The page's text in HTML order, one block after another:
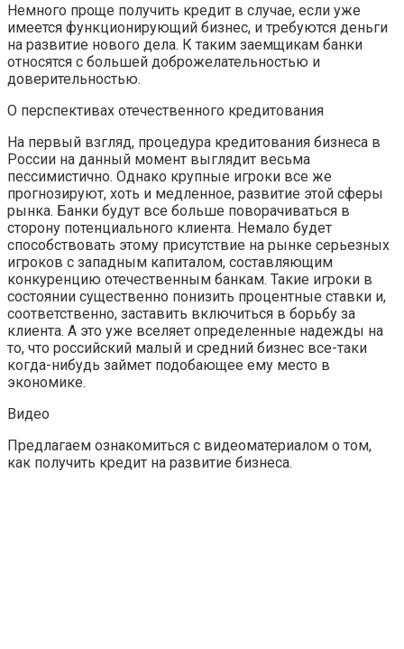
Немного проще получить кредит в случае, если уже
имеется функционирующий бизнес, и требуются деньги
на развитие нового дела. К таким заемщикам банки
относятся с большей доброжелательностью и
доверительностью.
О перспективах отечественного кредитования
На первый взгляд, процедура кредитования бизнеса в
России на данный момент выглядит весьма
пессимистично. Однако крупные игроки все же
прогнозируют, хоть и медленное, развитие этой сферы
рынка. Банки будут все больше поворачиваться в
сторону потенциального клиента. Немало будет
способствовать этому присутствие на рынке серьезных
игроков с западным капиталом, составляющим
конкуренцию отечественным банкам. Такие игроки в
состоянии существенно понизить процентные ставки и,
соответственно, заставить включиться в борьбу за
клиента. А это уже вселяет определенные надежды на
то, что российский малый и средний бизнес все-таки
когда-нибудь займет подобающее ему место в
экономике.
Видео
Предлагаем ознакомиться с видеоматериалом о том,
как получить кредит на развитие бизнеса.